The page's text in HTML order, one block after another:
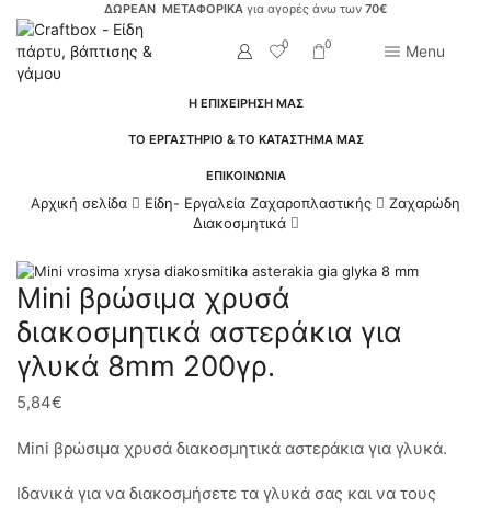
ΔΩΡΕΑΝ ΜΕΤΑΦΟΡΙΚΑ για αγορές άνω των 70€
0 0 Menu
Η ΕΠΙΧΕΙΡΗΣΗ ΜΑΣ
ΤΟ ΕΡΓΑΣΤΗΡΙΟ & ΤΟ ΚΑΤΑΣΤΗΜΑ ΜΑΣ
ΕΠΙΚΟΙΝΩΝΙΑ
Αρχική σελίδα Είδη- Εργαλεία Ζαχαροπλαστικής
Ζαχαρώδη
Διακοσμητικά
Mini βρώσιμα χρυσά
διακοσμητικά αστεράκια για
γλυκά 8mm 200γρ.
5,84€
Mini βρώσιμα χρυσά διακοσμητικά αστεράκια για γλυκά.
Ιδανικά για να διακοσμήσετε τα γλυκά σας και να τους